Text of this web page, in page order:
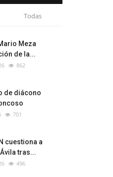
Todas
Meza
de la...
862
de diácono
701
cuestiona a
tras...
496